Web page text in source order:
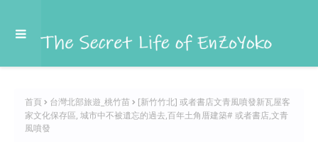
首頁 台灣北部旅遊_桃竹苗
[新竹竹北] 或者書店文青風噴發新瓦屋客
家文化保存區, 城市中不被遺忘的過去,百年土角厝建築# 或者書店,文青
風噴發